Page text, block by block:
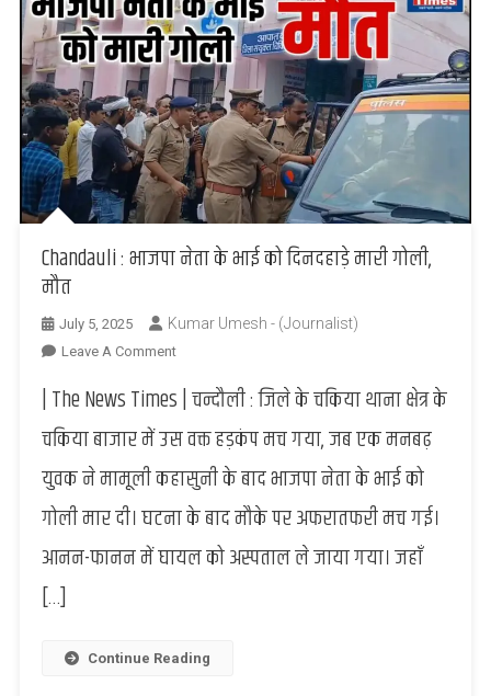
Chandauli : भाजपा नेता के भाई को दिनदहाड़े मारी गोली,
मौत
July 5, 2025 Kumar Umesh - (Journalist)
Leave A CommentOn
:
नेता
के
भाई
को
दिनदहाड़े
| The News Times | चन्दौली : जिले के चकिया थाना क्षेत्र के
चकिया बाजार में उस वक्त हड़कंप मच गया, जब एक मनबढ़
युवक ने मामूली कहासुनी के बाद भाजपा नेता के भाई को
गोली मार दी। घटना के बाद मौके पर अफरातफरी मच गई।
आनन-फानन में घायल को अस्पताल ले जाया गया। जहाँ
[…]
Continue Reading